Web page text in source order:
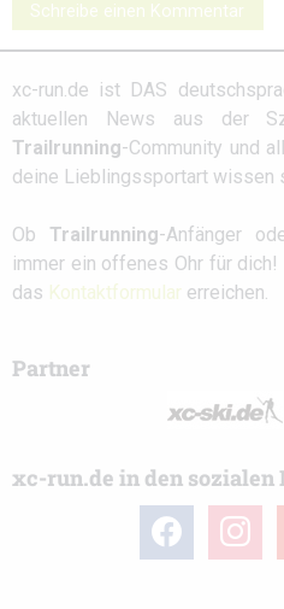
Schreibe einen Kommentar
xc-run.de ist DAS
aktuellen News aus der
Trailrunning-Community und
deine Lieblingssportart wissen
Ob Trailrunning-Anfänger
immer ein offenes Ohr für
das Kontaktformular erreichen.
Partner
xc-run.de in den sozialen
facebook